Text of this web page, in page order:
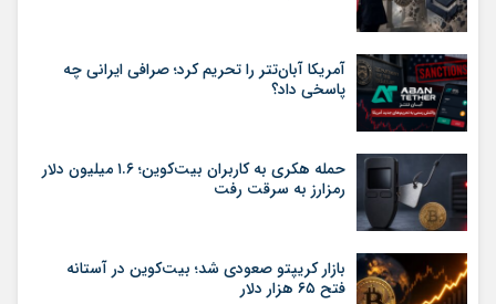
آمریکا آبان‌تتر را تحریم کرد؛ صرافی ایرانی چه
پاسخی داد؟
حمله هکری به کاربران بیت‌کوین؛ ۱.۶ میلیون دلار
رمزارز به سرقت رفت
بازار کریپتو صعودی شد؛ بیت‌کوین در آستانه
فتح ۶۵ هزار دلار